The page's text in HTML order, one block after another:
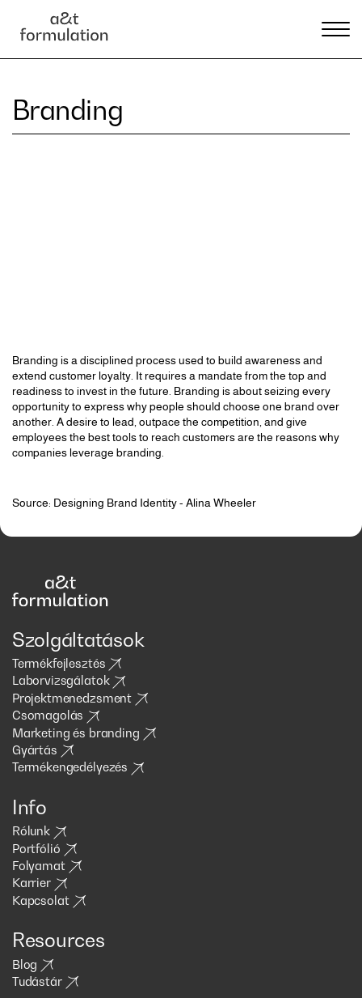
Branding
Branding is a disciplined process used to build awareness and
extend customer loyalty. It requires a mandate from the top and
readiness to invest in the future. Branding is about seizing every
opportunity to express why people should choose one brand over
another. A desire to lead, outpace the competition, and give
employees the best tools to reach customers are the reasons why
companies leverage branding.
Source: Designing Brand Identity - Alina Wheeler
Szolgáltatások
Termékfejlesztés
Laborvizsgálatok
Projektmenedzsment
Csomagolás
Marketing és branding
Gyártás
Termékengedélyezés
Info
Rólunk
Portfólió
Folyamat
Karrier
Kapcsolat
Resources
Blog
Tudástár